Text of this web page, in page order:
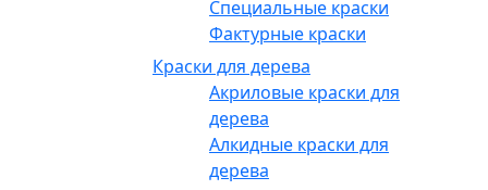
Специальные краски
Фактурные краски
Краски для дерева
Акриловые краски для
дерева
Алкидные краски для
дерева